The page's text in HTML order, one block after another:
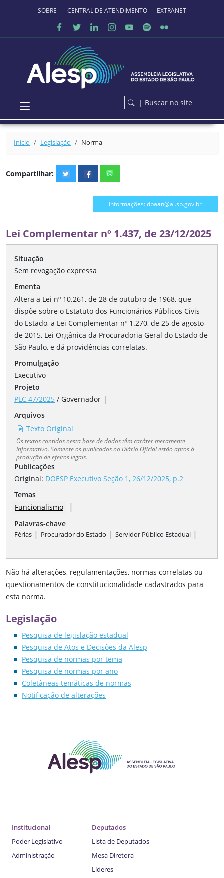
Ir para o conteúdo principal
SOBRE O PORTALCENTRAL DE ATENDIMENTO EXTRANET
| Buscar no site
Início Legislação Norma
Compartilhar:
Informações: dpaan@al.sp.gov.br
Lei Complementar nº 1.437, de 23/12/2025
Situação
Sem revogação expressa
Ementa
Altera a Lei nº 10.261, de 28 de outubro de 1968, que
dispõe sobre o Estatuto dos Funcionários Públicos Civis
do Estado, a Lei Complementar nº 1.270, de 25 de agosto
de 2015, Lei Orgânica da Procuradoria Geral do Estado de
São Paulo, e dá providências correlatas.
Promulgação
Executivo
Projeto
PLC 47/2025 / Governador |
Arquivos
Texto Original
Os textos contidos nesta base de dados têm caráter meramente
informativo. Somente os publicados no Diário Oficial estão aptos à
produção de efeitos legais.
Publicações
Original: DOESP Executivo Seção 1, 26/12/2025, p.2
Temas
Funcionalismo
|
Palavras-chave
Férias | Procurador do Estado | Servidor Público Estadual |
Não há alterações, regulamentações, normas correlatas ou
questionamentos de constitucionalidade cadastrados para
esta norma.
Legislação
Pesquisa de legislação estadual
Pesquisa de Atos e Decisões da Alesp
Pesquisa de normas por tema
Pesquisa de normas por ano
Coletâneas temáticas de normas
Notificação de alterações
Institucional
Poder Legislativo
Administração
Deputados
Lista de Deputados
Mesa Diretora
Líderes